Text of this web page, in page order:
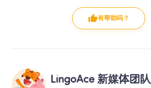
有帮助吗？
LingoAce 新媒体团队